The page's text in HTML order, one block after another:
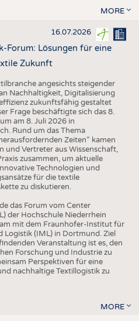
MORE
16.07.2026
Forum: Lösungen für eine
Zukunft
angesichts steigender
Nachhaltigkeit, Digitalisierung
zukunftsfähig gestaltet
Frage beschäftigte sich das 8.
am 8. Juli 2026 in
Rund um das Thema
Zeiten“ kamen
und Vertreter aus Wissenschaft,
zusammen, um aktuelle
Technologien und
für die textile
zu diskutieren.
das Forum vom Center
der Hochschule Niederrhein
mit dem Fraunhofer-Institut für
Logistik (IML) in Dortmund. Ziel
Veranstaltung ist es, den
Forschung und Industrie zu
Perspektiven für eine
nachhaltige Textillogistik zu
MORE